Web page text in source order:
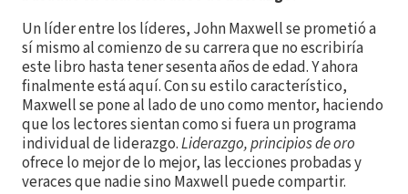
Un líder entre los líderes, John Maxwell se prometió a
sí mismo al comienzo de su carrera que no escribiría
este libro hasta tener sesenta años de edad. Y ahora
finalmente está aquí. Con su estilo característico,
Maxwell se pone al lado de uno como mentor, haciendo
que los lectores sientan como si fuera un programa
individual de liderazgo.Liderazgo, principios de oro
ofrece lo mejor de lo mejor, las lecciones probadas y
veraces que nadie sino Maxwell puede compartir.